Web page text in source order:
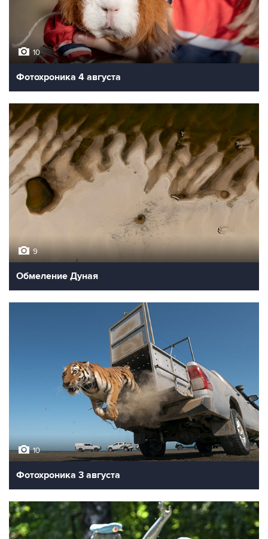
10
Фотохроника 4 августа
9
Обмеление Дуная
10
Фотохроника 3 августа